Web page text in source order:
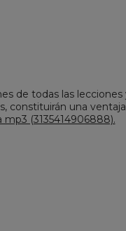
de todas las
constituirán una
mp3 (3135414906888).